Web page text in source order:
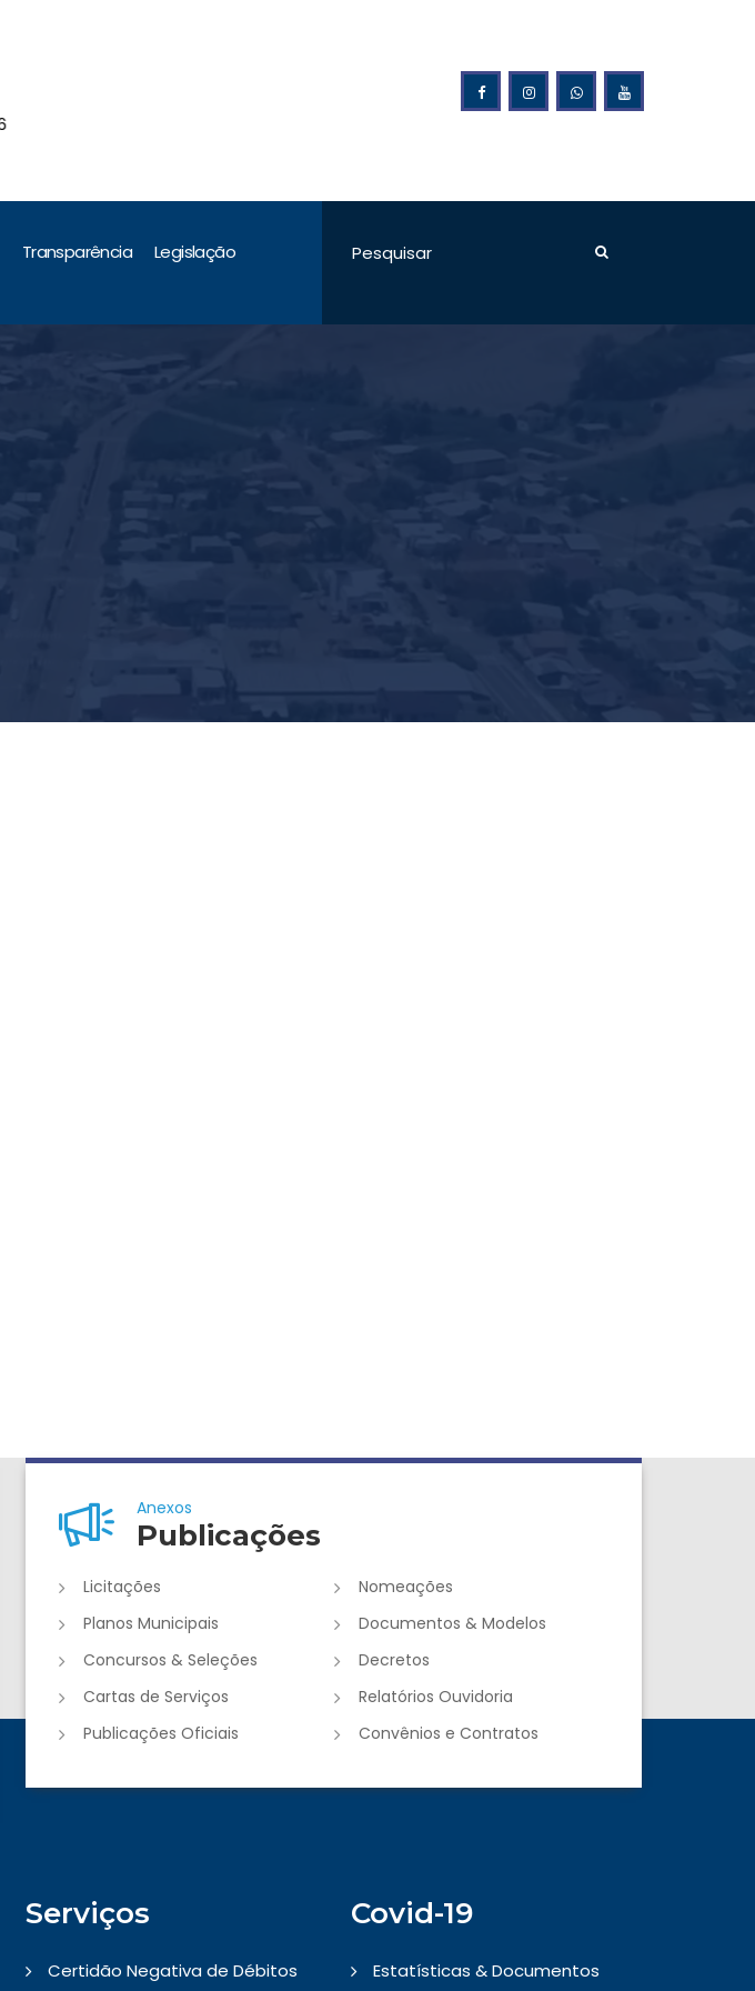
Transparência
Legislação
Anexos
Publicações
Licitações
Nomeações
Planos Municipais
Documentos & Modelos
Concursos & Seleções
Decretos
Cartas de Serviços
Relatórios Ouvidoria
Publicações Oficiais
Convênios e Contratos
Serviços
Certidão Negativa de Débitos
Covid-19
Estatísticas & Documentos